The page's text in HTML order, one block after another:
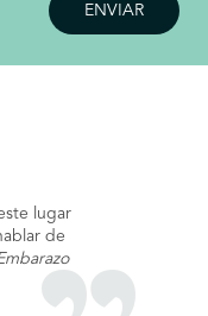
lugar
de